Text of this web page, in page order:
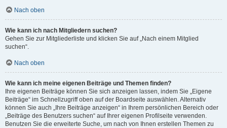
Nach oben
Wie kann ich nach Mitgliedern suchen?
Gehen Sie zur Mitgliederliste und klicken Sie auf „Nach einem Mitglied
suchen“.
Nach oben
Wie kann ich meine eigenen Beiträge und Themen finden?
Ihre eigenen Beiträge können Sie sich anzeigen lassen, indem Sie „Eigene
Beiträge“ im Schnellzugriff oben auf der Boardseite auswählen. Alternativ
können Sie auch „Ihre Beiträge anzeigen“ in Ihrem persönlichen Bereich oder
„Beiträge des Benutzers suchen“ auf Ihrer eigenen Profilseite verwenden.
Benutzen Sie die erweiterte Suche, um nach von Ihnen erstellen Themen zu